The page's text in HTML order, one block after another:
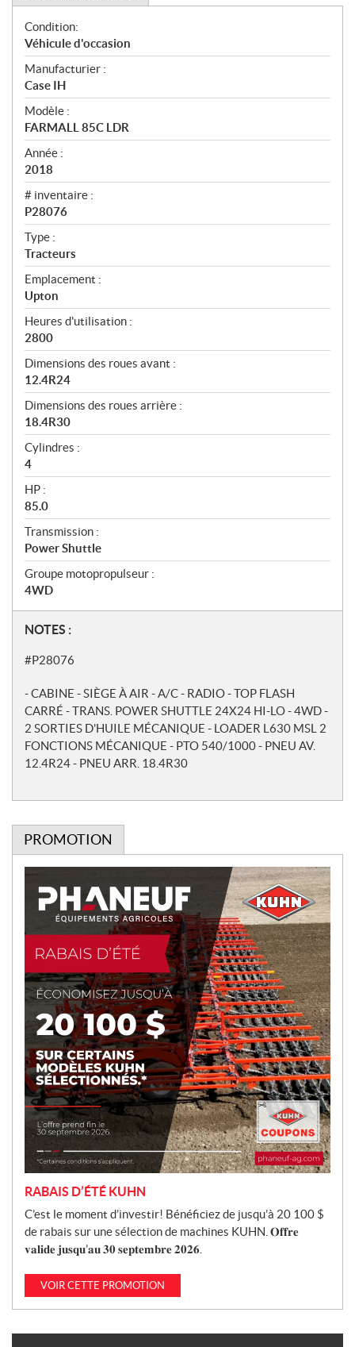
S
p
é
c
i
f
i
c
a
t
i
o
n
s
Condition:
Véhicule d'occasion
Manufacturier :
Case IH
Modèle :
FARMALL 85C LDR
Année :
2018
# inventaire :
P28076
Type :
Tracteurs
Emplacement :
Upton
Heures d'utilisation :
2800
Dimensions des roues avant :
12.4R24
Dimensions des roues arrière :
18.4R30
Cylindres :
4
HP :
85.0
Transmission :
Power Shuttle
Groupe motopropulseur :
4WD
N
t
s
NOTES :
#P28076
- CABINE - SIÈGE À AIR - A/C - RADIO - TOP FLASH
CARRÉ - TRANS. POWER SHUTTLE 24X24 HI-LO - 4WD -
2 SORTIES D'HUILE MÉCANIQUE - LOADER L630 MSL 2
FONCTIONS MÉCANIQUE - PTO 540/1000 - PNEU AV.
12.4R24 - PNEU ARR. 18.4R30
PROMOTION
m
i
o
RABAIS D’ÉTÉ KUHN
C’est le moment d’investir! Bénéficiez de jusqu’à 20 100 $
de rabais sur une sélection de machines KUHN. 𝐎𝐟𝐟𝐫𝐞
𝐯𝐚𝐥𝐢𝐝𝐞 𝐣𝐮𝐬𝐪𝐮’𝐚𝐮 𝟑𝟎 𝐬𝐞𝐩𝐭𝐞𝐦𝐛𝐫𝐞 𝟐𝟎𝟐𝟔.
VOIR CETTE PROMOTION